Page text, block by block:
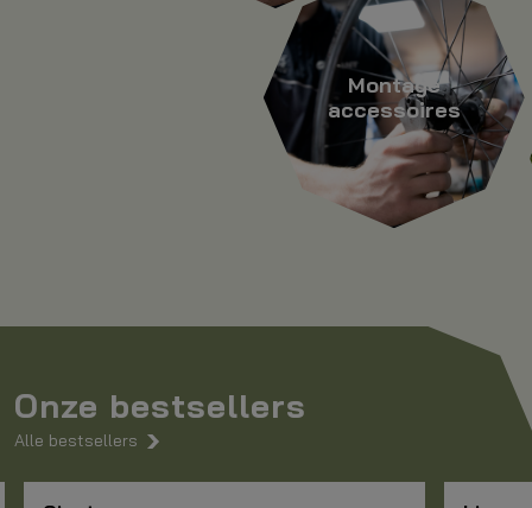
Montage
accessoires
Onze bestsellers
Alle bestsellers